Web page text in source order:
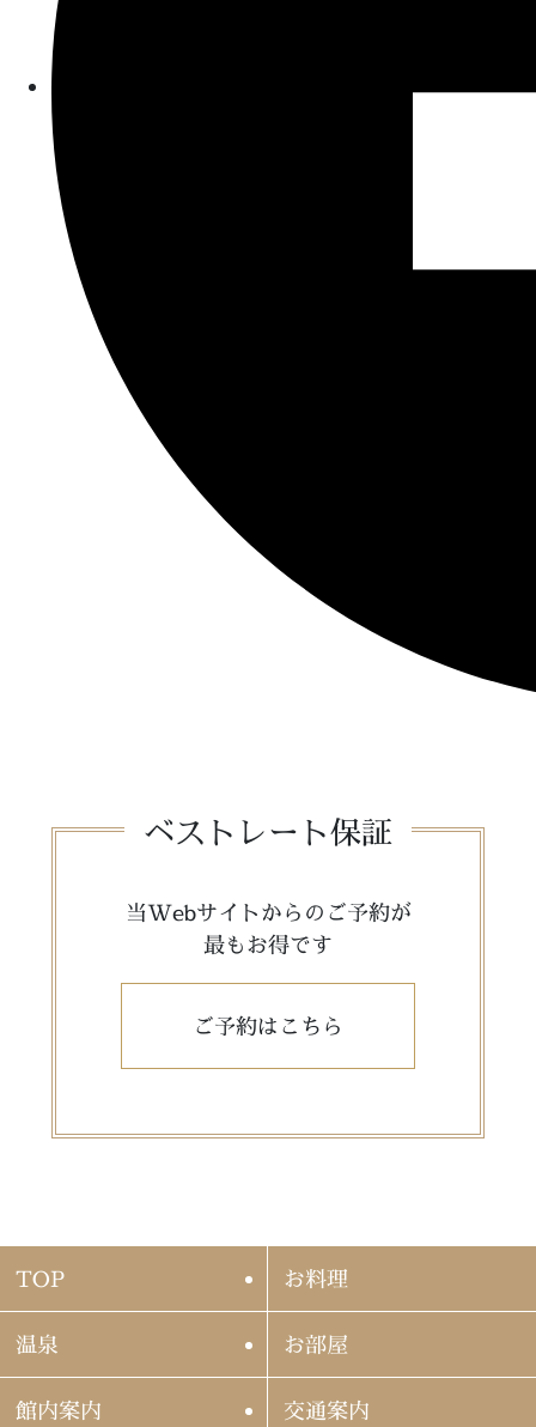
ベストレート保証
当Webサイトからのご予約が
最もお得です
ご予約はこちら
TOP お料理
温泉 お部屋
館内案内 交通案内